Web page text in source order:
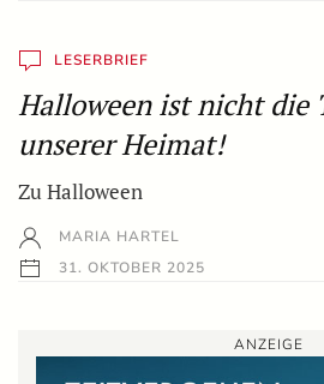
LESERBRIEF
Halloween ist nicht die
unserer Heimat!
Zu Halloween
MARIA HARTEL
31. OKTOBER 2025
ANZEIGE